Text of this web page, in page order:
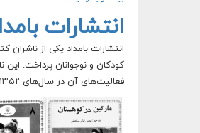
انتشارات
فعالیت‌های آن در سال‌های ۱۳۵۲ و ۱۳۵۳ به اوج خود رسید.